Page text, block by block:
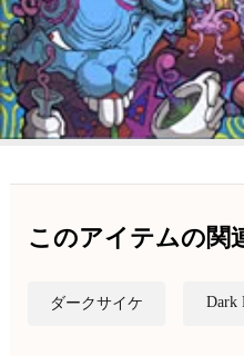
このアイテムの関
ダークサイケ Dark